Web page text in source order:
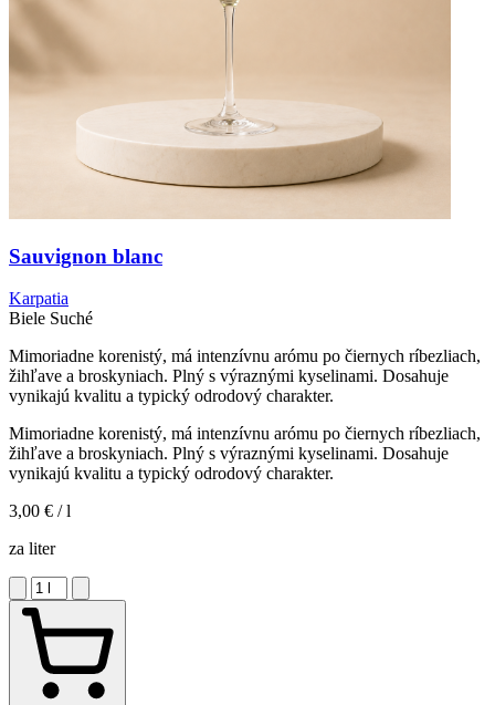
Sauvignon blanc
Karpatia
Biele Suché
Mimoriadne korenistý, má intenzívnu arómu po čiernych ríbezliach,
žihľave a broskyniach. Plný s výraznými kyselinami. Dosahuje
vynikajú kvalitu a typický odrodový charakter.
Mimoriadne korenistý, má intenzívnu arómu po čiernych ríbezliach,
žihľave a broskyniach. Plný s výraznými kyselinami. Dosahuje
vynikajú kvalitu a typický odrodový charakter.
3,00 € / l
za liter